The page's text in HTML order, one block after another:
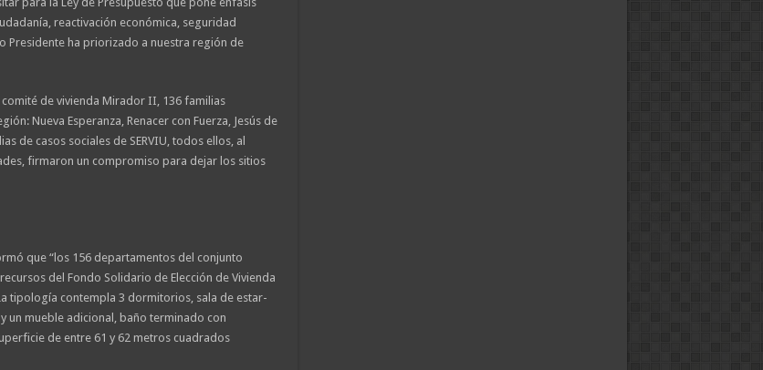
reactivación económica, seguridad
Presidente ha priorizado a nuestra región de
de vivienda Mirador II, 136 familias
Nueva Esperanza, Renacer con Fuerza, Jesús de
de casos sociales de SERVIU, todos ellos, al
firmaron un compromiso para dejar los sitios
que “los 156 departamentos del conjunto
del Fondo Solidario de Elección de Vivienda
tipología contempla 3 dormitorios, sala de estar-
un mueble adicional, baño terminado con
de entre 61 y 62 metros cuadrados